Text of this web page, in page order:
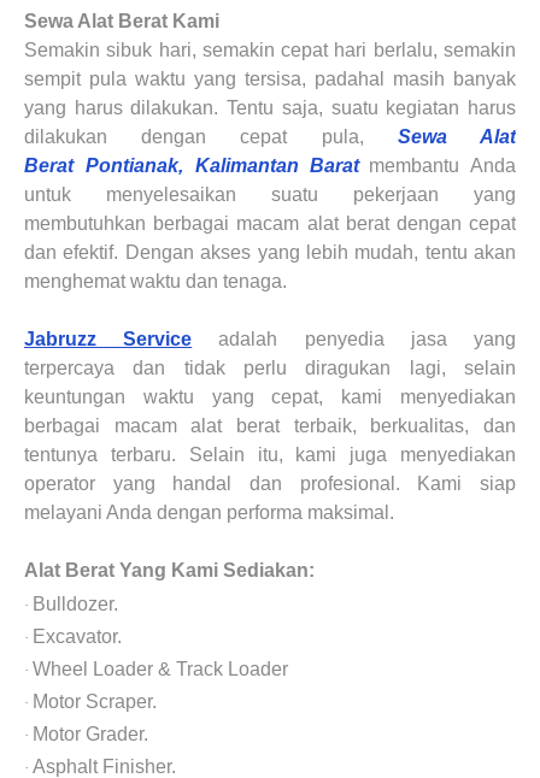
Sewa Alat Berat Kami
Semakin sibuk hari, semakin cepat hari berlalu, semakin
sempit pula waktu yang tersisa, padahal masih banyak
yang harus dilakukan. Tentu saja, suatu kegiatan harus
dilakukan dengan cepat pula, Sewa Alat
Berat Pontianak, Kalimantan Barat membantu Anda
untuk menyelesaikan suatu pekerjaan yang
membutuhkan berbagai macam alat berat dengan cepat
dan efektif. Dengan akses yang lebih mudah, tentu akan
menghemat waktu dan tenaga.
Jabruzz Service adalah penyedia jasa yang
terpercaya dan tidak perludiragukan lagi, selain
keuntungan waktu yang cepat, kami menyediakan
berbagai macam alat berat terbaik, berkualitas, dan
tentunya terbaru. Selain itu, kami juga menyediakan
operator yang handal dan profesional. Kami siap
melayani Anda dengan performa maksimal.
Alat Berat Yang Kami Sediakan:
· Bulldozer.
· Excavator.
· Wheel Loader & Track Loader
· Motor Scraper.
· Motor Grader.
· Asphalt Finisher.